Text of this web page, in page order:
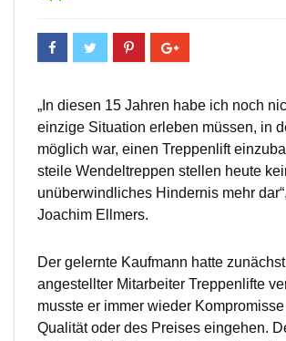
„In diesen 15 Jahren habe ich noch
einzige Situation erleben müssen, in
möglich war, einen Treppenlift
steile Wendeltreppen stellen heute
unüberwindliches Hindernis mehr
Joachim Ellmers.
Der gelernte Kaufmann hatte
angestellter Mitarbeiter Treppenlifte
musste er immer wieder
Qualität oder des Preises eingehen.